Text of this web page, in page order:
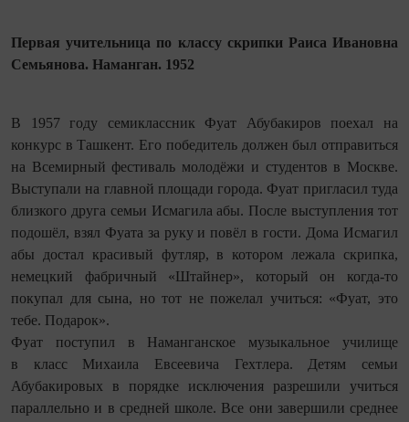
Первая учительница по классу скрипки Раиса Ивановна
Семьянова. Наманган. 1952
В 1957 году семиклассник Фуат Абубакиров поехал на
конкурс в Ташкент. Его победитель должен был отправиться
на Всемирный фестиваль молодёжи и студентов в Москве.
Выступали на главной площади города. Фуат пригласил туда
близкого друга семьи Исма­гила абы. После выступления тот
подошёл, взял Фуата за руку и повёл в гости. Дома Исмагил
абы достал красивый футляр, в котором лежала скрипка,
немецкий фабричный «Штайнер», который он когда-то
покупал для сына, но тот не пожелал учиться: «Фуат, это
тебе. Подарок».
Фуат поступил в Наманганское музыкальное училище
в класс Михаила Евсеевича Гехтлера. Детям семьи
Абубакировых в порядке исключения разрешили учиться
параллельно и в средней школе. Все они завершили среднее